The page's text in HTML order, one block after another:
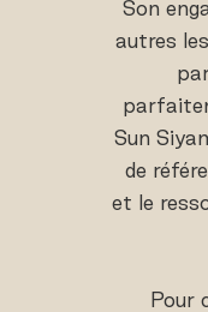
Son
autres
Sun
de
et le
Pour